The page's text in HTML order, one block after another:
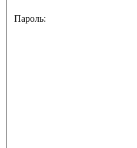
Пароль: